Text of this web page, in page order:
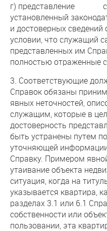
г)
установленный
и достоверных
условии, что служащий
представленных им
полностью отраженные
3. Соответствующие
Справок обязаны
явных неточностей,
служащим, которые в
достоверность
быть устранены путем
уточняющей
Справку. Примером
утаивание объекта
ситуация, когда на
указывается квартира,
разделах 3.1 или 6.1
собственности или
пользовании, эта